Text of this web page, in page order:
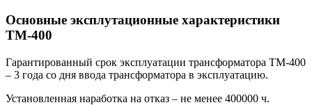
Основные эксплутационные характеристики
ТМ-400
Гарантированный срок эксплуатации трансформатора ТМ-400
– 3 года со дня ввода трансформатора в эксплуатацию.
Установленная наработка на отказ – не менее 400000 ч.